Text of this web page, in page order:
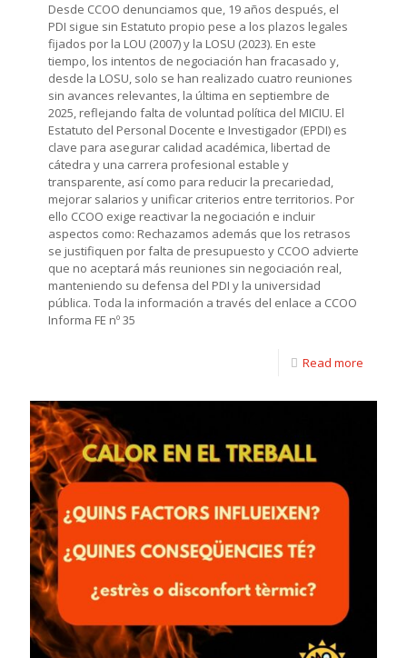
Desde CCOO denunciamos que, 19 años después, el
PDI sigue sin Estatuto propio pese a los plazos legales
fijados por la LOU (2007) y la LOSU (2023). En este
tiempo, los intentos de negociación han fracasado y,
desde la LOSU, solo se han realizado cuatro reuniones
sin avances relevantes, la última en septiembre de
2025, reflejando falta de voluntad política del MICIU. El
Estatuto del Personal Docente e Investigador (EPDI) es
clave para asegurar calidad académica, libertad de
cátedra y una carrera profesional estable y
transparente, así como para reducir la precariedad,
mejorar salarios y unificar criterios entre territorios. Por
ello CCOO exige reactivar la negociación e incluir
aspectos como: Rechazamos además que los retrasos
se justifiquen por falta de presupuesto y CCOO advierte
que no aceptará más reuniones sin negociación real,
manteniendo su defensa del PDI y la universidad
pública. Toda la información a través del enlace a CCOO
Informa FE nº 35
Read more